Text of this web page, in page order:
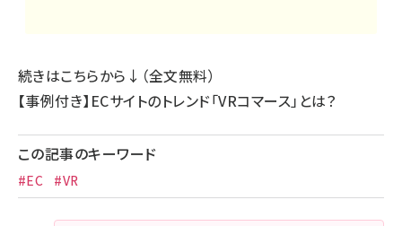
続きはこちらから↓（全文無料）
【事例付き】ECサイトのトレンド「VRコマース」とは？
この記事のキーワード
#EC #VR